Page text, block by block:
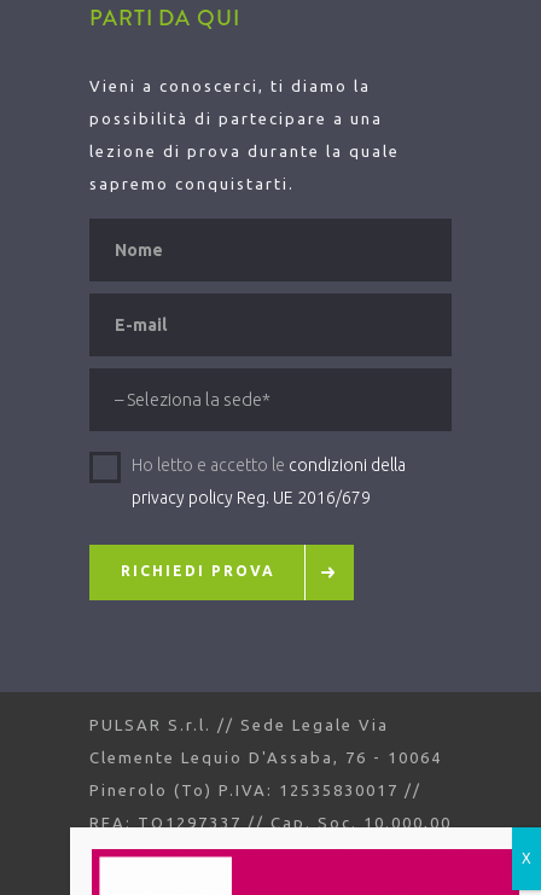
PARTI DA QUI
Vieni a conoscerci, ti diamo la
possibilità di partecipare a una
lezione di prova durante la quale
sapremo conquistarti.
Ho letto e accetto le condizioni della
privacy policy Reg. UE 2016/679
RICHIEDI PROVA
PULSAR S.r.l. // Sede Legale Via
Clemente Lequio D'Assaba, 76 - 10064
Pinerolo (To) P.IVA: 12535830017 //
REA: TO1297337 // Cap. Soc. 10.000,00
//Privacy Policy
////